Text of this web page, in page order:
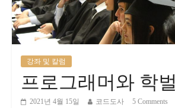
강좌 및 칼럼
프로그래머와 학벌
2021년 4월 15일 코드도사 5 Comments